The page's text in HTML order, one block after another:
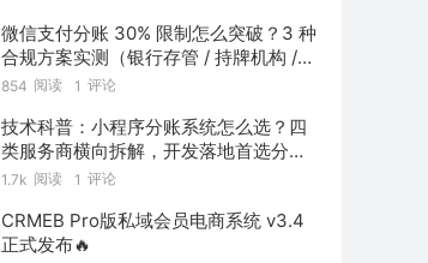
微信支付分账 30% 限制怎么突破？3 种
合规方案实测（银行存管 / 持牌机构 /
混合通道对比）
854 阅读 1 评论
技术科普：小程序分账系统怎么选？四
类服务商横向拆解，开发落地首选分账
链
1.7k 阅读 1 评论
CRMEB Pro版私域会员电商系统 v3.4
正式发布🔥